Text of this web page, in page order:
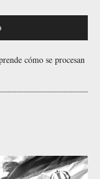
cómo se procesan